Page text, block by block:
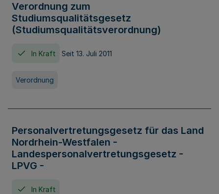
Verordnung zum
Studiumsqualitätsgesetz
(Studiumsqualitätsverordnung)
In Kraft Seit 13. Juli 2011
Verordnung
Personalvertretungsgesetz für das Land
Nordrhein-Westfalen -
Landespersonalvertretungsgesetz -
LPVG -
In Kraft